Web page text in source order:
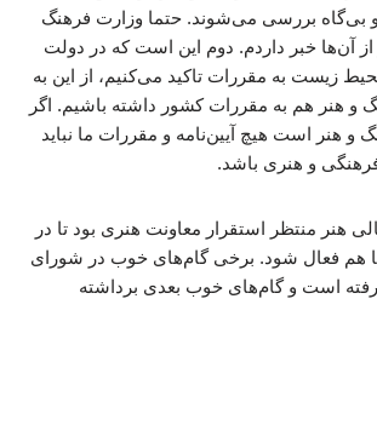
بی‌گاه بررسی می‌شوند. حتما وزارت فرهنگ
آن‌ها خبر داردم. دوم این است که در دولت
زیست به مقررات تاکید می‌کنیم، از این به
و هنر هم به مقررات کشور داشته باشیم. اگر
و هنر است هیچ آیین‌نامه و مقررات ما نباید
و هنری باشد.
هنر منتظر استقرار معاونت هنری بود تا در
هم فعال شود. برخی گام‌های خوب در شورای
است و گام‌های خوب بعدی برداشته